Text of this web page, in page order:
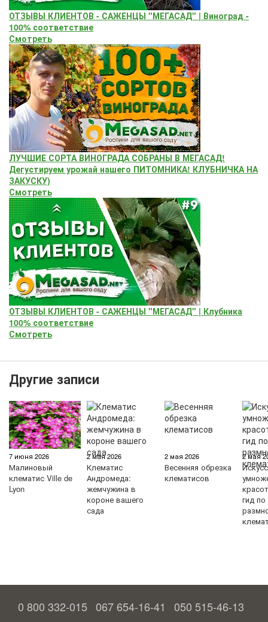
ОТЗЫВЫ КЛИЕНТОВ - САЖЕНЦЫ "МЕГАСАД" | Виноград -
100% соответствие
Смотреть
ЛУЧШИЕ СОРТА ВИНОГРАДА СОБРАНЫ В МЕГАСАД!
Дегустируем урожай нашего ПИТОМНИКА! КЛУБНИЧКА НА
ЗАКУСКУ)
Смотреть
ОТЗЫВЫ КЛИЕНТОВ - САЖЕНЦЫ "МЕГАСАД" | Клубника
100% соответствие
Смотреть
Другие записи
7 июня 2026
Малиновый
клематис Ville de
Lyon
2 мая 2026
Клематис
Андромеда:
жемчужина в
короне вашего
сада
2 мая 2026
Весенняя обрезка
клематисов
2 мая
гид по
0 800 332-015 067 654-16-41
050 515-46-13